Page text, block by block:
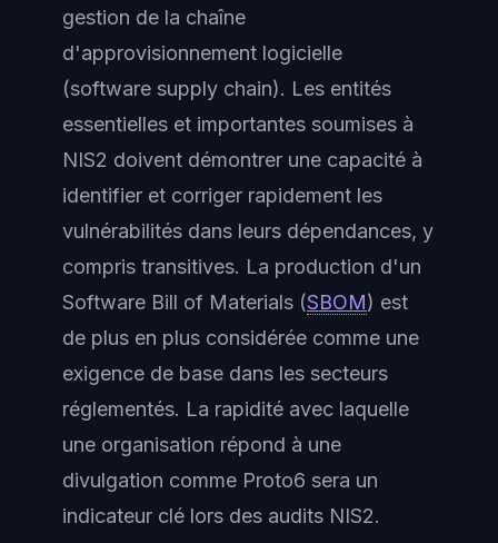
gestion de la chaîne
d'approvisionnement logicielle
(software supply chain). Les entités
essentielles et importantes soumises à
NIS2 doivent démontrer une capacité à
identifier et corriger rapidement les
vulnérabilités dans leurs dépendances, y
compris transitives. La production d'un
Software Bill of Materials (SBOM) est
de plus en plus considérée comme une
exigence de base dans les secteurs
réglementés. La rapidité avec laquelle
une organisation répond à une
divulgation comme Proto6 sera un
indicateur clé lors des audits NIS2.